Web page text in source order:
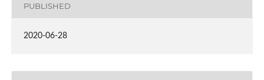
PUBLISHED
2020-06-28